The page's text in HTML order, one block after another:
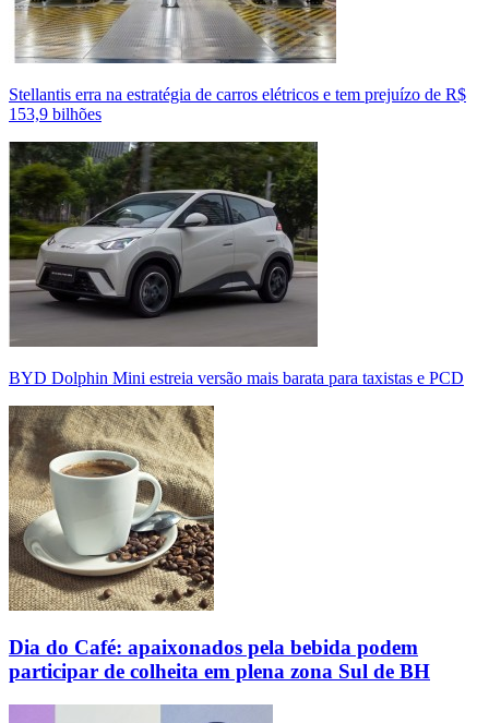
Stellantis erra na estratégia de carros elétricos e tem prejuízo de R$
153,9 bilhões
BYD Dolphin Mini estreia versão mais barata para taxistas e PCD
Dia do Café: apaixonados pela bebida podem
participar de colheita em plena zona Sul de BH